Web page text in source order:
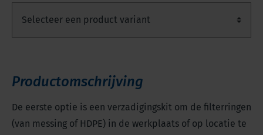
Productomschrijving
De eerste optie is een verzadigingskit om de filterringen
(van messing of HDPE) in de werkplaats of op locatie te